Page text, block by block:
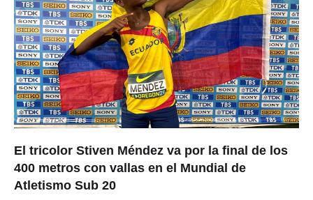
El tricolor Stiven Méndez va por la final de los
400 metros con vallas en el Mundial de
Atletismo Sub 20